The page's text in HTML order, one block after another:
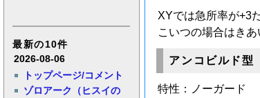
最新の10件
2026-08-06
トップページ/コメント
ゾロアーク（ヒスイの
XYでは急所率が+3
こいつの場合はき
アンコビルド型
特性：ノーガード